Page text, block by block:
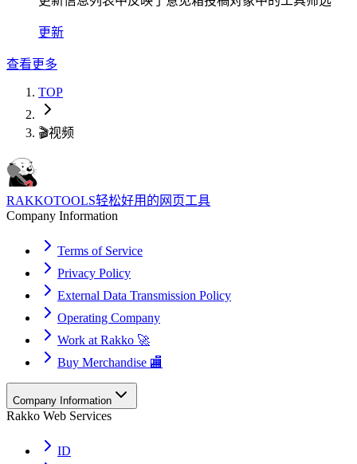
更新
查看更多
TOP
🎬视频
RAKKOTOOLS轻松好用的网页工具
Company Information
Terms of Service
Privacy Policy
External Data Transmission Policy
Operating Company
Work at Rakko 🚀
Buy Merchandise 🏬
Company Information
Rakko Web Services
ID